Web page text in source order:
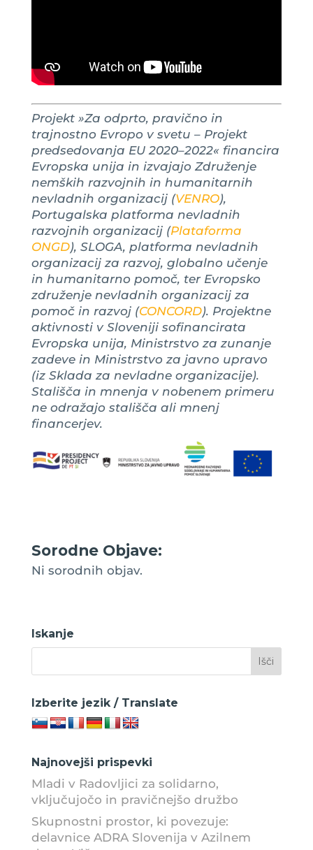
Projekt »Za odprto, pravično in
trajnostno Evropo v svetu – Projekt
predsedovanja EU 2020–2022« financira
Evropska unija in izvajajo Združenje
nemških razvojnih in humanitarnih
nevladnih organizacij (VENRO),
Portugalska platforma nevladnih
razvojnih organizacij (Plataforma
ONGD), SLOGA, platforma nevladnih
organizacij za razvoj, globalno učenje
in humanitarno pomoč, ter Evropsko
združenje nevladnih organizacij za
pomoč in razvoj (CONCORD). Projektne
aktivnosti v Sloveniji sofinancirata
Evropska unija, Ministrstvo za zunanje
zadeve in Ministrstvo za javno upravo
(iz Sklada za nevladne organizacije).
Stališča in mnenja v nobenem primeru
ne odražajo stališča ali mnenj
financerjev.
Sorodne Objave:
Ni sorodnih objav.
Iskanje
Izberite jezik / Translate
Najnovejši prispevki
Mladi v Radovljici za solidarno,
vključujočo in pravičnejšo družbo
Skupnostni prostor, ki povezuje:
delavnice ADRA Slovenija v Azilnem